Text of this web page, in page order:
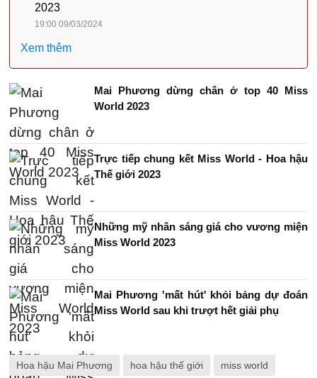
2023
19:00 09/03/2024
Xem thêm
Mai Phương dừng chân ở top 40 Miss
World 2023
Trực tiếp chung kết Miss World - Hoa hậu
Thế giới 2023
Những mỹ nhân sáng giá cho vương miện
Miss World 2023
Mai Phương 'mất hút' khỏi bảng dự đoán
Miss World sau khi trượt hết giải phụ
Hoa hậu Mai Phương hoa hậu thế giới miss world